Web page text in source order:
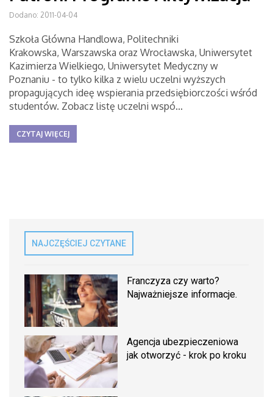
Dodano: 2011-04-04
Szkoła Główna Handlowa, Politechniki
Krakowska, Warszawska oraz Wrocławska, Uniwersytet
Kazimierza Wielkiego, Uniwersytet Medyczny w
Poznaniu - to tylko kilka z wielu uczelni wyższych
propagujących ideę wspierania przedsiębiorczości wśród
studentów. Zobacz listę uczelni wspó...
CZYTAJ WIĘCEJ
NAJCZĘŚCIEJ CZYTANE
Franczyza czy warto?
Najważniejsze informacje.
Agencja ubezpieczeniowa
jak otworzyć - krok po kroku